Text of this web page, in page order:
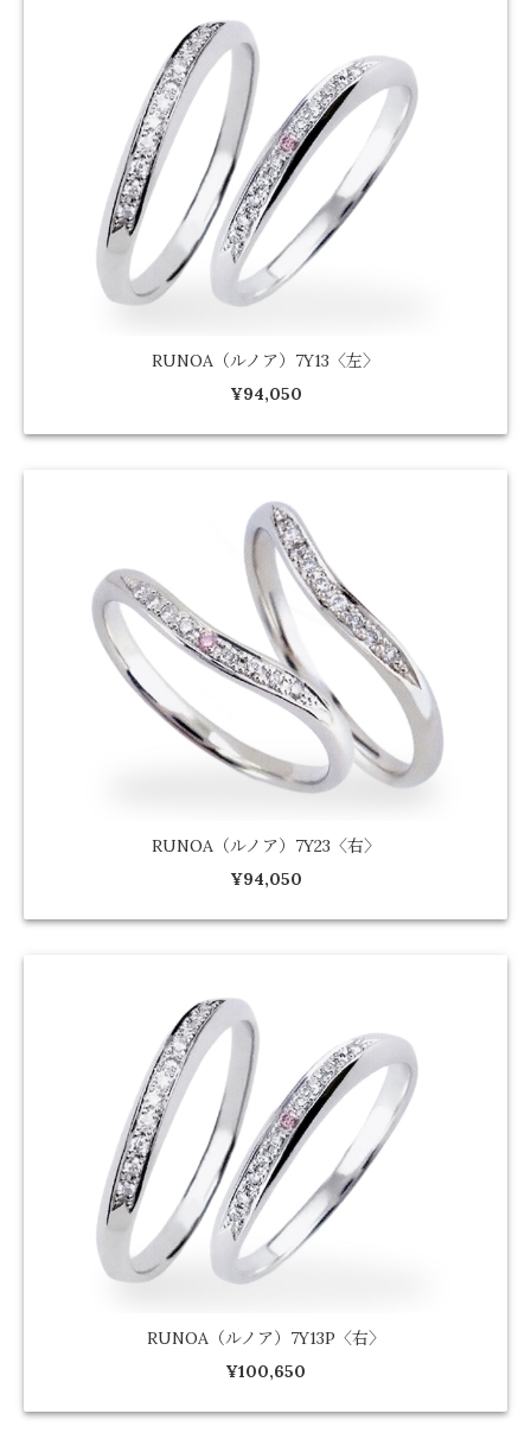
RUNOA（ルノア）7Y13〈左〉
¥94,050
RUNOA（ルノア）7Y23〈右〉
¥94,050
RUNOA（ルノア）7Y13P〈右〉
¥100,650